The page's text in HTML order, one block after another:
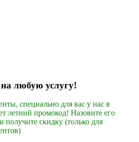
любую услугу!
специально для вас у нас в
летний промокод! Назовите его
получите скидку (только для